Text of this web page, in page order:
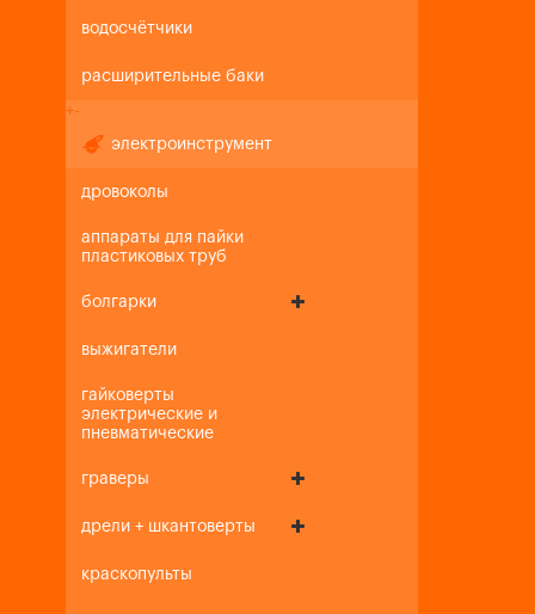
водосчётчики
расширительные баки
+-
электроинструмент
дровоколы
аппараты для пайки
пластиковых труб
болгарки
выжигатели
гайковерты
электрические и
пневматические
граверы
дрели + шкантоверты
краскопульты